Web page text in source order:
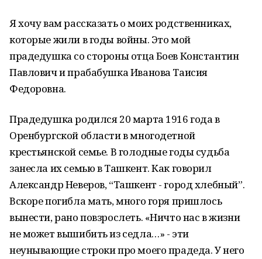
Я хочу вам рассказать о моих родственниках,
которые жили в годы войны. Это мой
прадедушка со стороны отца Боев Константин
Павлович и прабабушка Иванова Таисия
Федоровна.
Прадедушка родился 20 марта 1916 года в
Оренбургской области в многодетной
крестьянской семье. В голодные годы судьба
занесла их семью в Ташкент. Как говорил
Александр Неверов, “Ташкент - город хлебный”.
Вскоре погибла мать, много горя пришлось
вынести, рано повзрослеть. «Ничто нас в жизни
не может вышибить из седла…» - эти
неунывающие строки про моего прадеда. У него